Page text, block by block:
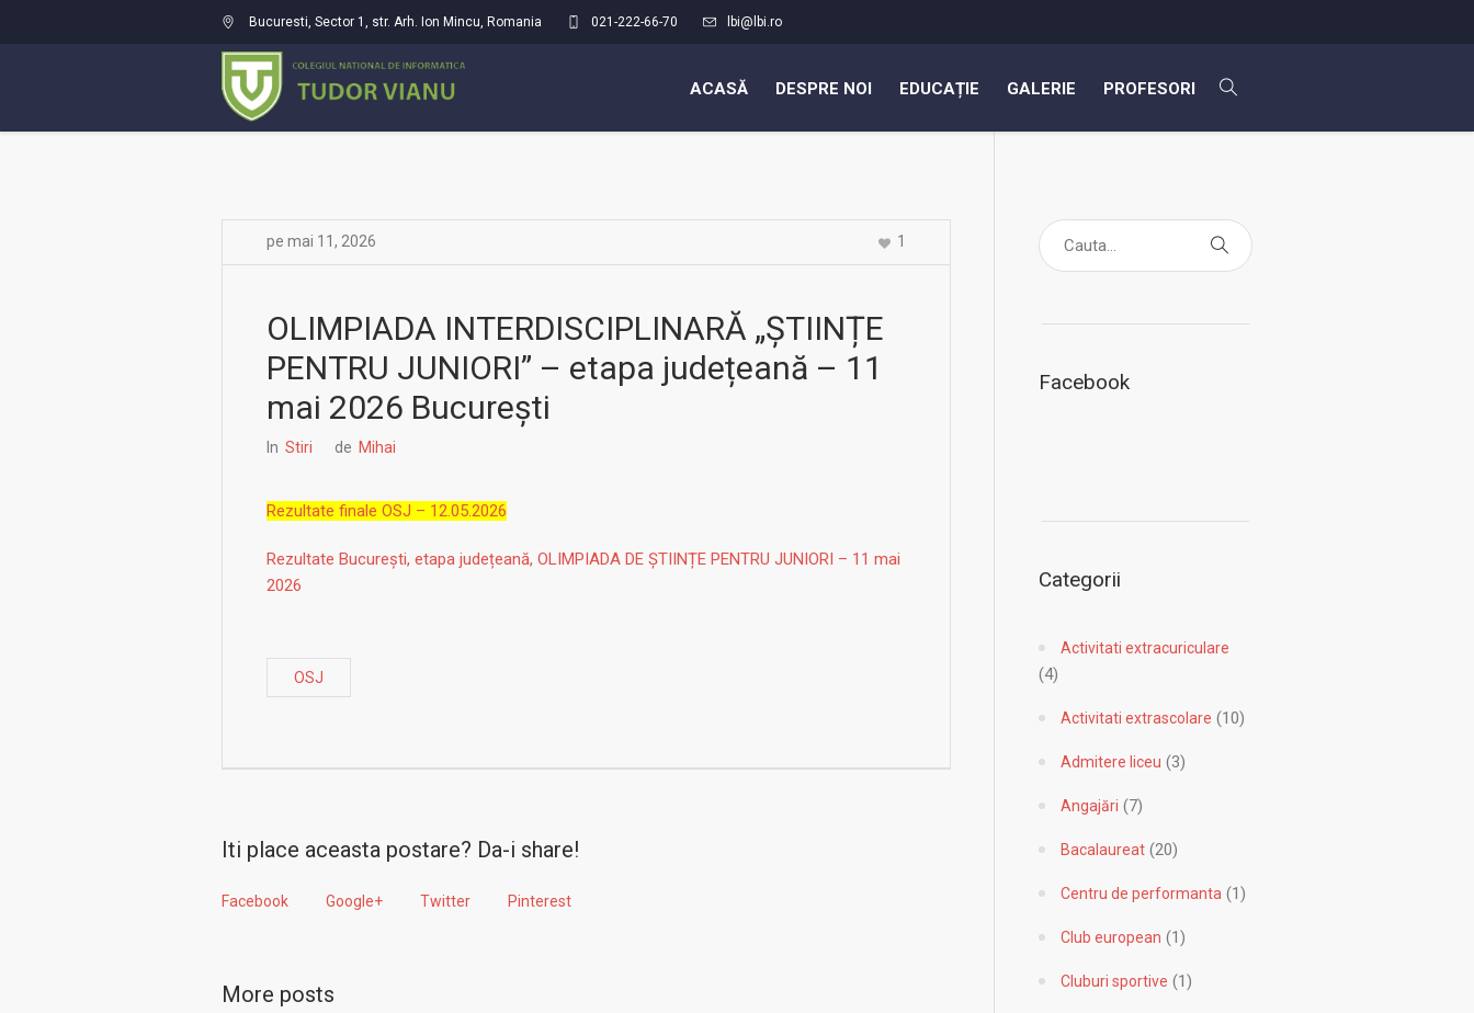
Bucuresti, Sector 1, str. Arh. Ion Mincu, Romania 021-222-66-70 lbi@lbi.ro
ACASĂ DESPRE NOI EDUCAȚIE GALERIE PROFESORI
pe mai 11 , 2026 1
OLIMPIADA INTERDISCIPLINARĂ „ȘTIINȚE
PENTRU JUNIORI” – etapa județeană – 11
mai 2026 București
In Stiri de Mihai
Rezultate finale OSJ – 12.05.2026
Rezultate București, etapa județeană, OLIMPIADA DE ȘTIINȚE PENTRU JUNIORI – 11 mai
2026
OSJ
Iti place aceasta postare? Da-i share!
Facebook Google+ Twitter Pinterest
More posts
Facebook
Categorii
Activitati extracuriculare
(4)
Activitati extrascolare (10)
Admitere liceu (3)
Angajări (7)
Bacalaureat (20)
Centru de performanta (1)
Club european (1)
Cluburi sportive (1)